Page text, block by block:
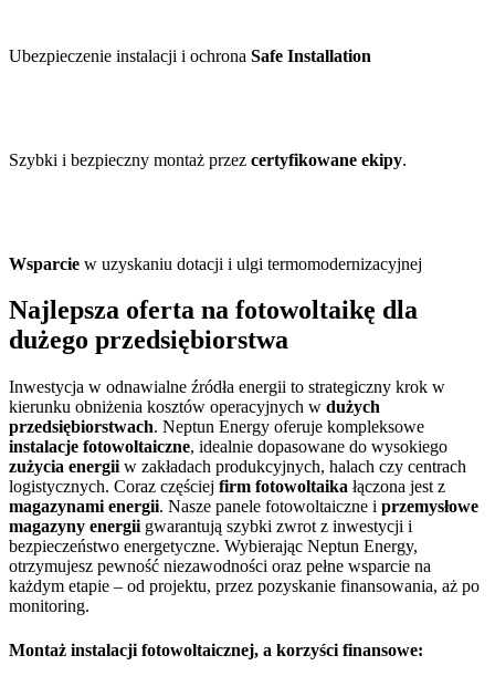
Ubezpieczenie instalacji i ochrona Safe Installation
Szybki i bezpieczny montaż przez certyfikowane ekipy.
Wsparcie w uzyskaniu dotacji i ulgi termomodernizacyjnej
Najlepsza oferta na fotowoltaikę dla
dużego przedsiębiorstwa
Inwestycja w odnawialne źródła energii to strategiczny krok w
kierunku obniżenia kosztów operacyjnych w dużych
przedsiębiorstwach. Neptun Energy oferuje kompleksowe
instalacje fotowoltaiczne, idealnie dopasowane do wysokiego
zużycia energii w zakładach produkcyjnych, halach czy centrach
logistycznych. Coraz częściej firm fotowoltaika łączona jest z
magazynami energii. Nasze panele fotowoltaiczne i przemysłowe
magazyny energii gwarantują szybki zwrot z inwestycji i
bezpieczeństwo energetyczne. Wybierając Neptun Energy,
otrzymujesz pewność niezawodności oraz pełne wsparcie na
każdym etapie – od projektu, przez pozyskanie finansowania, aż po
monitoring.
Montaż instalacji fotowoltaicznej, a korzyści finansowe: